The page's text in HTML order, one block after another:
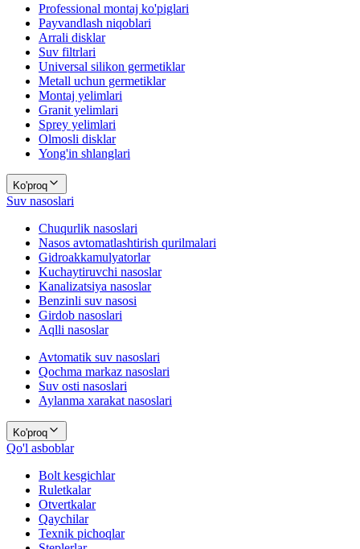
Professional montaj ko'piglari
Payvandlash niqoblari
Arrali disklar
Suv filtrlari
Universal silikon germetiklar
Metall uchun germetiklar
Montaj yelimlari
Granit yelimlari
Sprey yelimlari
Olmosli disklar
Yong'in shlanglari
Ko'proq
Suv nasoslari
Chuqurlik nasoslari
Nasos avtomatlashtirish qurilmalari
Gidroakkamulyatorlar
Kuchaytiruvchi nasoslar
Kanalizatsiya nasoslar
Benzinli suv nasosi
Girdob nasoslari
Aqlli nasoslar
Avtomatik suv nasoslari
Qochma markaz nasoslari
Suv osti nasoslari
Aylanma xarakat nasoslari
Ko'proq
Qo'l asboblar
Bolt kesgichlar
Ruletkalar
Otvertkalar
Qaychilar
Texnik pichoqlar